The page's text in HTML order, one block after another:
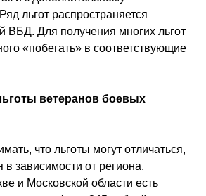
льгот распространяется
ВБД. Для получения многих льгот
«побегать» в соответствующие
ветеранов боевых
что льготы могут отличаться,
в зависимости от региона.
и Московской области есть